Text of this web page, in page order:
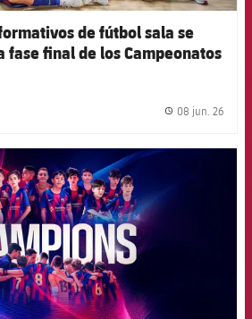
de fútbol sala se
final de los Campeonatos
08 jun. 26
FCB Barcelona badge